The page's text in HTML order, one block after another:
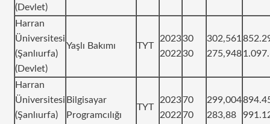
(Devlet)
Harran
Üniversitesi
(Şanlıurfa)
(Devlet)
Yaşlı Bakımı TYT
2023
2022
30
30
302,561
275,948
Harran
Üniversitesi
(Şanlıurfa)
Bilgisayar
Programcılığı
TYT
2023
2022
70
70
299,004
283,88